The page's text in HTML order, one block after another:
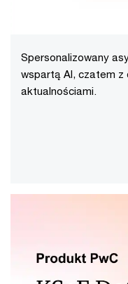
Spersonalizowany
wspartą AI, czatem z
aktualnościami.